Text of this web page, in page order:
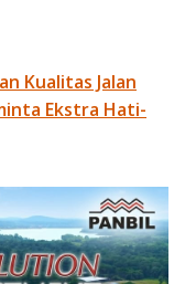
Kualitas Jalan
Ekstra Hati-